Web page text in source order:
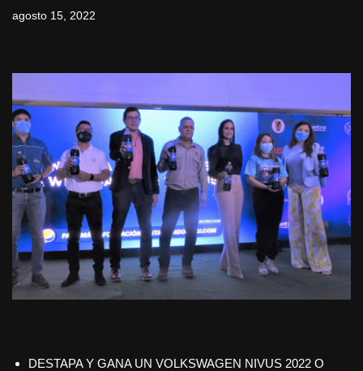
agosto 15, 2022
DESTAPA Y GANA UN VOLKSWAGEN NIVUS 2022 O